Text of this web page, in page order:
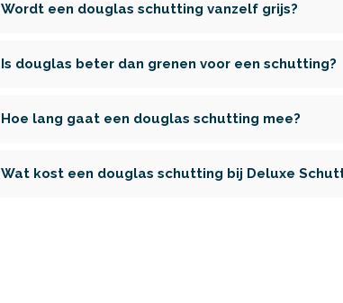
Wordt een douglas schutting vanzelf grijs?
Is douglas beter dan grenen voor een schutting?
Hoe lang gaat een douglas schutting mee?
Wat kost een douglas schutting bij Deluxe